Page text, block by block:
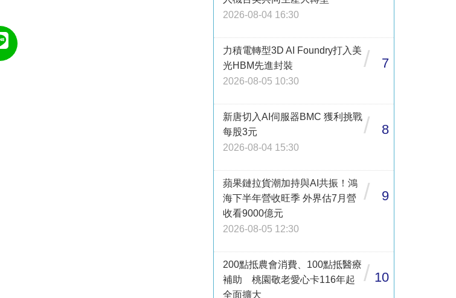
2026-08-04 16:30
力積電轉型3D AI Foundry打入美
光HBM先進封裝
2026-08-05 10:30
/ 7
新唐切入AI伺服器BMC 獲利挑戰
每股3元
2026-08-04 15:30
/ 8
蘋果鏈拉貨潮加持與AI共振！鴻
海下半年營收旺季 外界估7月營
收看9000億元
2026-08-05 12:30
/ 9
200點抵農會消費、100點抵醫療
補助 桃園敬老愛心卡116年起
全面擴大
/ 10